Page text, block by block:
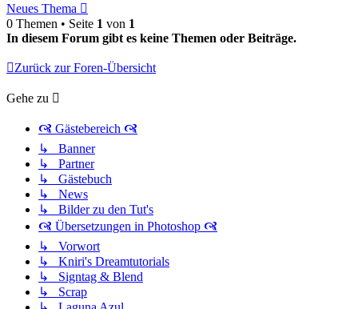
Neues Thema
0 Themen • Seite 1 von 1
In diesem Forum gibt es keine Themen oder Beiträge.
Zurück zur Foren-Übersicht
Gehe zu
🙧 Gästebereich 🙧
↳ Banner
↳ Partner
↳ Gästebuch
↳ News
↳ Bilder zu den Tut's
🙧 Übersetzungen in Photoshop 🙧
↳ Vorwort
↳ Kniri's Dreamtutorials
↳ Signtag & Blend
↳ Scrap